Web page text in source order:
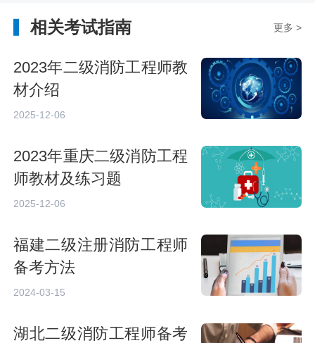
相关考试指南 更多 >
2023年二级消防工程师教
材介绍
2025-12-06
2023年重庆二级消防工程
师教材及练习题
2025-12-06
福建二级注册消防工程师
备考方法
2024-03-15
湖北二级消防工程师备考